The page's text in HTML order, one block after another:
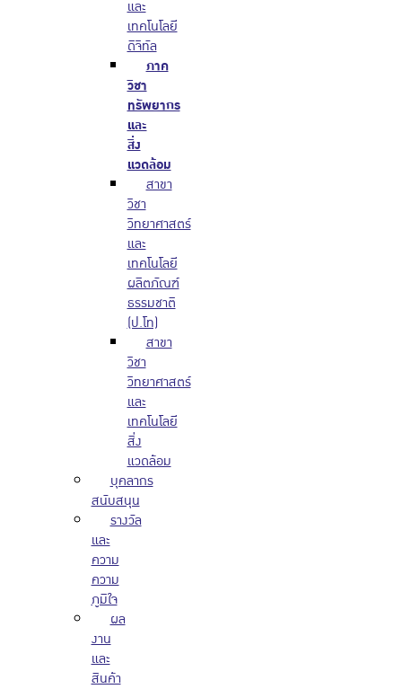
และ
เทคโนโลยี
ดิจิทัล
ภาค
วิชา
ทรัพยากร
และ
สิ่ง
แวดล้อม
สาขา
วิชา
วิทยาศาสตร์
และ
เทคโนโลยี
ผลิตภัณฑ์
ธรรมชาติ
(ป.โท)
สาขา
วิชา
วิทยาศาสตร์
และ
เทคโนโลยี
สิ่ง
แวดล้อม
บุคลากร
สนับสนุน
รางวัล
และ
ความ
ความ
ภูมิใจ
ผล
งาน
และ
สินค้า